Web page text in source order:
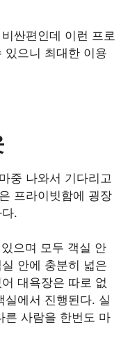
싼편인데 이런 프로
있으니 최대한 이용
중 나와서 기다리고
프라이빗함에 굉장
.
으며 모두 객실 안
안에 충분히 넓은
대욕장은 따로 없
실에서 진행된다. 실
른 사람을 한번도 마